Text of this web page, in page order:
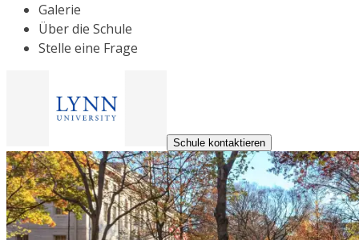
Galerie
Über die Schule
Stelle eine Frage
Schule kontaktieren